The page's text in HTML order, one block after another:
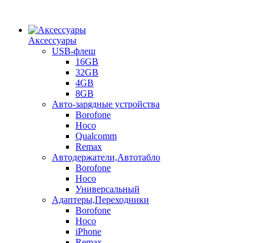
Аксессуары
USB-флеш
16GB
32GB
4GB
8GB
Авто-зарядные устройства
Borofone
Hoco
Qualcomm
Remax
Автодержатели,Автотабло
Borofone
Hoco
Универсальный
Адаптеры,Переходники
Borofone
Hoco
iPhone